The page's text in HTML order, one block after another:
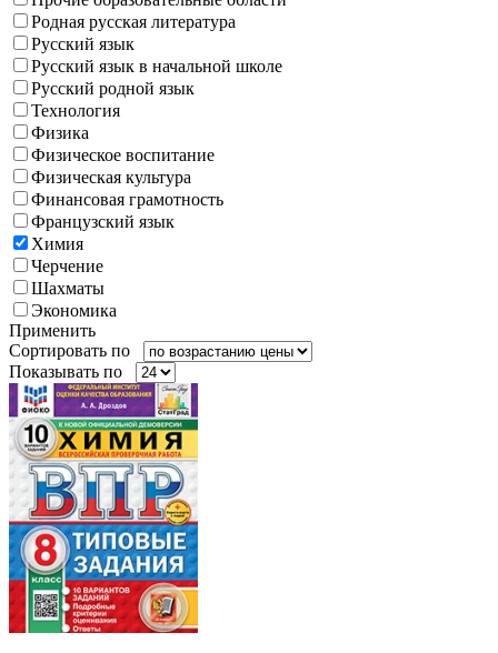
Родная русская литература
Русский язык
Русский язык в начальной школе
Русский родной язык
Технология
Физика
Физическое воспитание
Физическая культура
Финансовая грамотность
Французский язык
Химия
Черчение
Шахматы
Экономика
Применить
Сортировать по
Показывать по